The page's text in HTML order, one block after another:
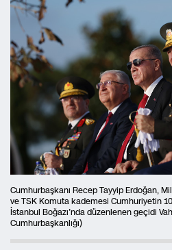
Cumhurbaşkanı Recep Tayyip Erdoğan,
ve TSK Komuta kademesi Cumhuriyetin
İstanbul Boğazı’nda düzenlenen geçidi
Cumhurbaşkanlığı)